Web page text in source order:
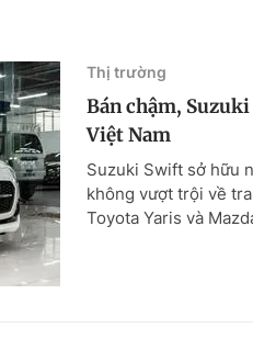
Thị trường
Bán chậm,
Việt Nam
Suzuki Swift sở hữu
không vượt trội về
Toyota Yaris và